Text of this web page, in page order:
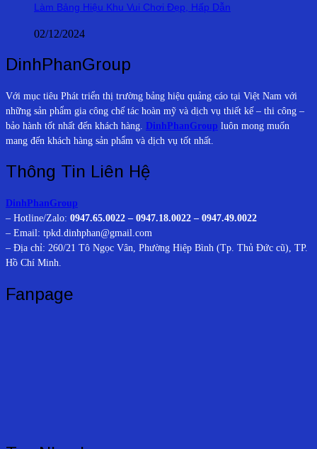
Làm Bảng Hiệu Khu Vui Chơi Đẹp, Hấp Dẫn
02/12/2024
DinhPhanGroup
Với mục tiêu Phát triển thị trường bảng hiệu quảng cáo tại Việt Nam với
những sản phẩm gia công chế tác hoàn mỹ và dịch vụ thiết kế – thi công –
bảo hành tốt nhất đến khách hàng. DinhPhanGroup luôn mong muốn
mang đến khách hàng sản phẩm và dịch vụ tốt nhất.
Thông Tin Liên Hệ
DinhPhanGroup
– Hotline/Zalo: 0947.65.0022 – 0947.18.0022 – 0947.49.0022
– Email: tpkd.dinhphan@gmail.com
– Địa chỉ: 260/21 Tô Ngọc Vân, Phường Hiệp Bình (Tp. Thủ Đức cũ), TP.
Hồ Chí Minh.
Fanpage